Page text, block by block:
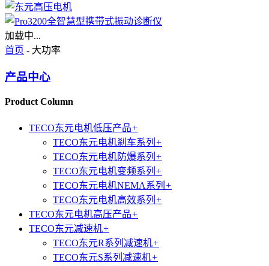
加载中...
首页 - 大功率
产品中心
Product Column
TECO东元电机低压产品+
TECO东元电机刹车系列 +
TECO东元电机防爆系列 +
TECO东元电机变频系列 +
TECO东元电机NEMA系列 +
TECO东元电机高效系列 +
TECO东元电机高压产品+
TECO东元减速机+
TECO东元R系列减速机+
TECO东元S系列减速机+